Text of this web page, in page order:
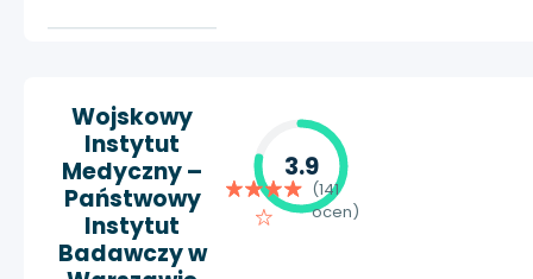
Wojskowy
Instytut
Medyczny –
Państwowy
Instytut
Badawczy w
3.9
(141
ocen)